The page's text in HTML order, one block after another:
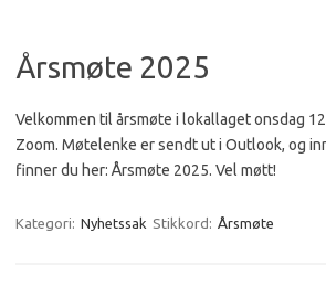
Årsmøte 2025
Velkommen til årsmøte i lokallaget onsdag
Zoom. Møtelenke er sendt ut i Outlook, og
finner du her: Årsmøte 2025. Vel møtt!
Kategori: Nyhetssak Stikkord: Årsmøte